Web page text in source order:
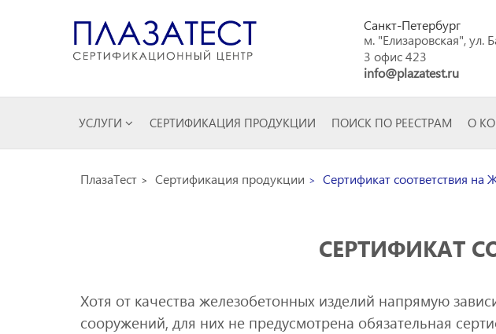
Санкт-Петербург
м. "Елизаровская", ул.
3 офис 423
info@plazatest.ru
УСЛУГИ СЕРТИФИКАЦИЯ ПРОДУКЦИИ ПОИСК ПО РЕЕСТРАМ О
ПлазаТест Сертификация продукции Сертификат соответствия на
СЕРТИФИКАТ
Хотя от качества железобетонных изделий напрямую
сооружений, для них не предусмотрена обязательная